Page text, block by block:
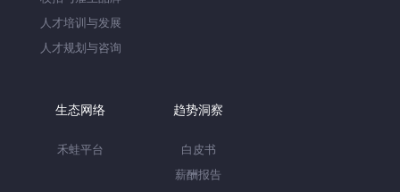
人才培训与发展
人才规划与咨询
生态网络
禾蛙平台
趋势洞察
白皮书
薪酬报告